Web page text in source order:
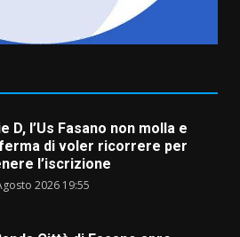
D, l’Us Fasano non molla e
di voler ricorrere per
l’iscrizione
Città di Fasano apre
la Festa di